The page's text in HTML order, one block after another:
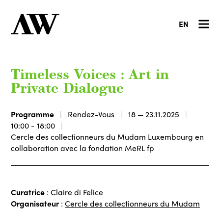
EN
Timeless Voices : Art in
Private Dialogue
Programme Rendez-Vous
18 — 23.11.2025
10:00 - 18:00
Cercle des collectionneurs du Mudam Luxembourg en
collaboration avec la fondation MeRL fp
Curatrice : Claire di Felice
Organisateur:Cercle des collectionneurs du Mudam